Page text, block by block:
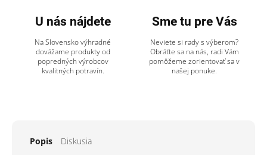
U nás nájdete
Na Slovensko výhradné
dovážame produkty od
popredných výrobcov
kvalitných potravín.
Sme tu pre Vás
Neviete si rady s výberom?
Obráťte sa na nás, radi Vám
pomôžeme zorientovať sa v
našej ponuke.
Popis Diskusia